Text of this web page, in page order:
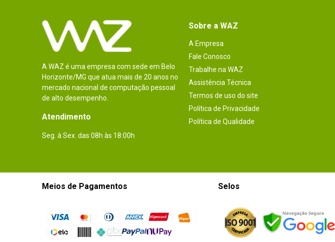
A WAZ é uma empresa com sede em Belo
Horizonte/MG que atua mais de 20 anos no
mercado nacional de computação pessoal
de alto desempenho.
Atendimento
Seg. à Sex. das 08h às 18:00h
Sobre a WAZ
A Empresa
Fale Conosco
Trabalhe na WAZ
Assistência Técnica
Termos de uso do site
Política de Privacidade
Política de Qualidade
Meios de Pagamentos Selos